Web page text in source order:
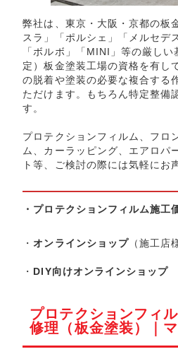
弊社は、東京・大阪・京都の板
スラ」「ポルシェ」「メルセデ
「ボルボ」「MINI」等の厳し
定）板金塗装工場の資格を有し
の脱着や塗装の必要な複合する
ただけます。もちろん特定整備
す。
プロテクションフィルム、フロ
ム、カーラッピング、エアロパ
ト等、ご検討の際には気軽にお
・ プロテクションフィルム施工
・オンラインショップ （施工店
・ DIY向けオンラインショップ
プロテクションフィ
修理（板金塗装）｜